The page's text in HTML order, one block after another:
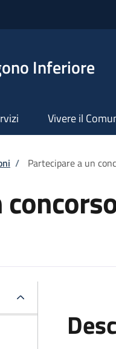
Inferiore
Vivere il
/ Partecipare a un